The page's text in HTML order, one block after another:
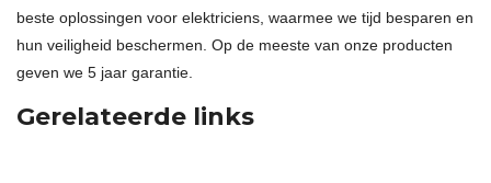
beste oplossingen voor elektriciens, waarmee we tijd besparen en
hun veiligheid beschermen. Op de meeste van onze producten
geven we 5 jaar garantie.
Gerelateerde links